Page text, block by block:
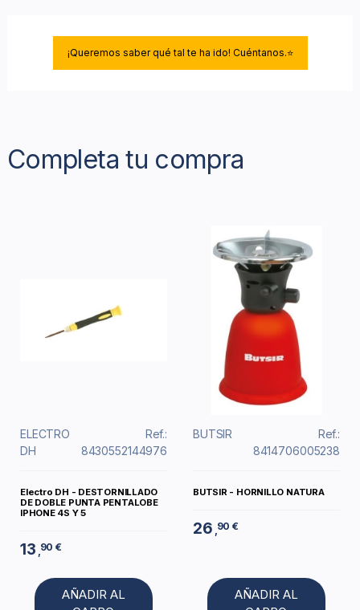
¡Queremos saber qué tal te ha ido! Cuéntanos.⭐
Completa tu compra
ELECTRO
DH
Ref.:
8430552144976
Electro DH - DESTORNILLADO
DE DOBLE PUNTA PENTALOBE
IPHONE 4S Y 5
13 90 €
AÑADIR AL
BUTSIR
Ref.:
8414706005238
BUTSIR - HORNILLO NATURA
26 90 €
AÑADIR AL